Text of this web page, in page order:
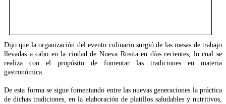
Dijo que la organización del evento culinario surgió de las mesas de trabajo
llevadas a cabo en la ciudad de Nueva Rosita en días recientes, lo cual se
realiza con el propósito de fomentar las tradiciones en materia
gastronómica.
De esta forma se sigue fomentando entre las nuevas generaciones la práctica
de dichas tradiciones, en la elaboración de platillos saludables y nutritivos,